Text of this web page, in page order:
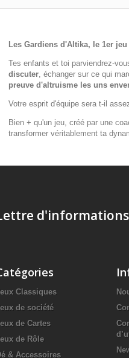
Les Gardiens d'Altika, le 1er
Tes enfants et toi parviendrez-
discuter, échanger sur ce qui
preuve d'altruisme les uns
Votre esprit d'équipe sera t-il
Bien + qu'un jeu, créé par une
transformer véritablement ta
d'informations
Classiques
de société
de Cartes
de Rôle
& Accessoires